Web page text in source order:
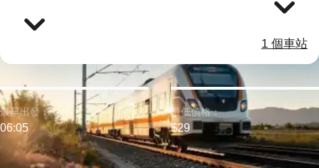
1 個車站
最早出發：
06:05
最低價格：
$29